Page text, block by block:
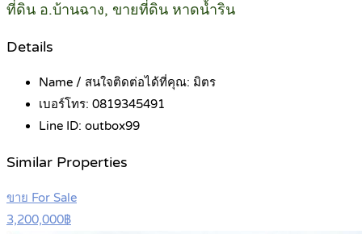
ที่ดิน อ.บ้านฉาง, ขายที่ดิน หาดน้ำริน
Details
Name / สนใจติดต่อได้ที่คุณ: มิตร
เบอร์โทร: 0819345491
Line ID: outbox99
Similar Properties
ขาย For Sale
3,200,000฿